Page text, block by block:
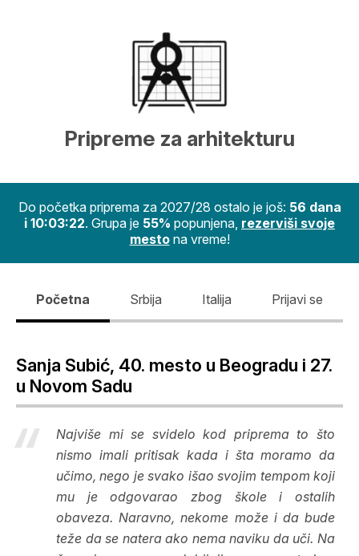
Pripreme za arhitekturu
Do početka priprema za 2027/28 ostalo je još: 56 dana
i 10:03:22. Grupa je 55% popunjena, rezerviši svoje
mestona vreme!
Početna Srbija Italija Prijavi se
Sanja Subić, 40. mesto u Beogradu i 27.
u Novom Sadu
Najviše mi se svidelo kod priprema to što
nismo imali pritisak kada i šta moramo da
učimo, nego je svako išao svojim tempom koji
mu je odgovarao zbog škole i ostalih
obaveza. Naravno, nekome može i da bude
teže da se natera ako nema naviku da uči. Na